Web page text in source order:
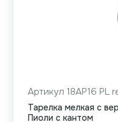
Артикул 18AP16 PL
Тарелка мелкая с
Пиоли с кантом